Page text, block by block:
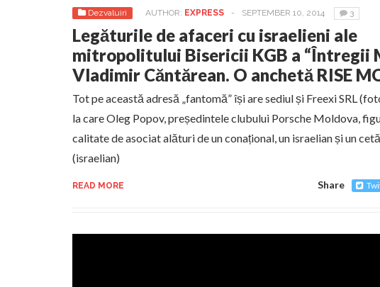
Dezvaluiri AUTHOR: EXPRESS - SEPTEMBER 10, 2014 3
Legăturile de afaceri cu israelieni ale
mitropolitului Bisericii KGB a “Întregii
Vladimir Căntărean. O anchetă RISE
Tot pe această adresă „fantomă” își are sediul și Freexi SRL
la care Oleg Popov, președintele clubului Porsche Moldova,
calitate de asociat alături de un conațional, un israelian și un
(israelian)
READ MORE Share